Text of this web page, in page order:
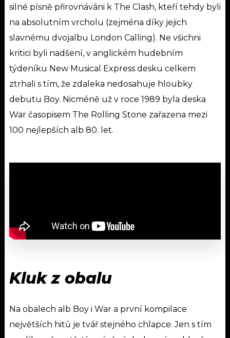
silné písně přirovnáváni k The Clash, kteří tehdy byli
na absolutním vrcholu (zejména díky jejich
slavnému dvojalbu London Calling). Ne všichni
kritici byli nadšení, v anglickém hudebním
týdeníku New Musical Express desku celkem
ztrhali s tím, že zdaleka nedosahuje hloubky
debutu Boy. Nicméně už v roce 1989 byla deska
War časopisem The Rolling Stone zařazena mezi
100 nejlepších alb 80. let.
Kluk z obalu
Na obalech alb Boy i War a první kompilace
největších hitů je tvář stejného chlapce. Jen s tím